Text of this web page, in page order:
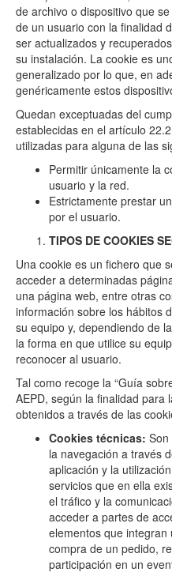
de archivo o dispositivo que
de un usuario con la finalidad
ser actualizados y
su instalación. La cookie es
generalizado por lo que, en
genéricamente estos
Quedan exceptuadas del
establecidas en el artículo
utilizadas para alguna de las
Permitir únicamente la
usuario y la red.
Estrictamente prestar
por el usuario.
TIPOS DE COOKIES
Una cookie es un fichero que
acceder a determinadas
una página web, entre otras
información sobre los hábitos
su equipo y, dependiendo de
la forma en que utilice su
reconocer al usuario.
Tal como recoge la “Guía
AEPD, según la finalidad para
obtenidos a través de las
Cookies técnicas: Son
la navegación a través
aplicación y la
servicios que en ella
el tráfico y la
acceder a partes de
elementos que
compra de un pedido,
participación en un